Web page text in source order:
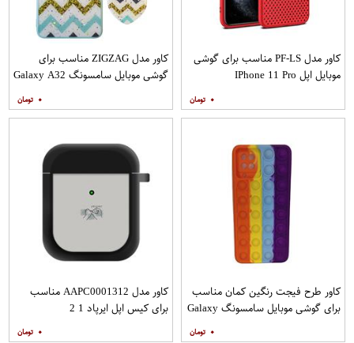
کاور مدل PF-LS مناسب برای گوشی
موبایل اپل IPhone 11 Pro
۰
کاور مدل ZIGZAG مناسب برای
گوشی موبایل سامسونگ Galaxy A32
۰
کاور طرح فیجت رنگین کمان مناسب
برای گوشی موبایل سامسونگ Galaxy
۰
کاور مدل AAPC0001312 مناسب
برای کیس اپل ایرپاد 1 2
۰